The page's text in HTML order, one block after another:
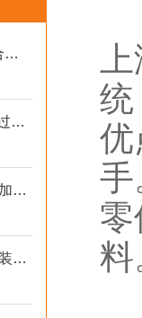
5头坚果颗粒多功能定量分装机适合小作坊
粉末定量分装机选购从精度到维护过程的步骤
60头敲豆豆颗粒瓶装高精度不串料加大料仓定量分装机非标定制
32头异型钻颗粒不串料盒装定量分装机厂家供应
统
优
手
料